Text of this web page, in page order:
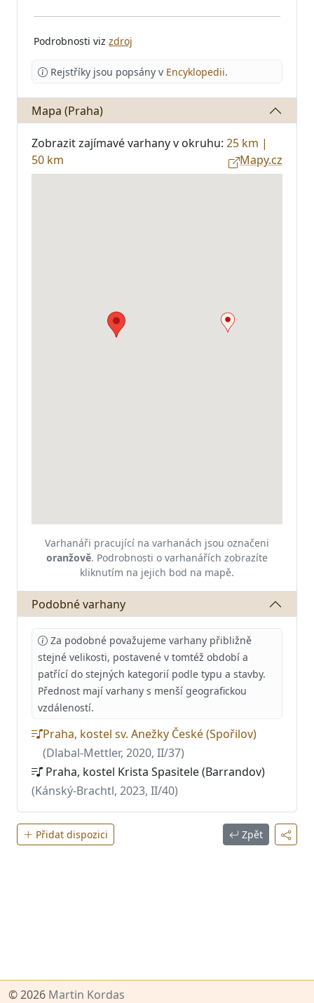
Podrobnosti viz zdroj
Rejstříky jsou popsány v Encyklopedii.
Mapa (Praha)
Zobrazit zajímavé varhany v okruhu: 25 km |
50 km
Mapy.cz
Varhanáři pracující na varhanách jsou označeni
oranžově. Podrobnosti o varhanářích zobrazíte
kliknutím na jejich bod na mapě.
Podobné varhany
Za podobné považujeme varhany přibližně
stejné velikosti, postavené v tomtéž období a
patřící do stejných kategorií podle typu a stavby.
Přednost mají varhany s menší geografickou
vzdáleností.
Praha, kostel sv. Anežky České (Spořilov)
(Dlabal-Mettler, 2020, II/37)
Praha, kostel Krista Spasitele (Barrandov)
(Kánský-Brachtl, 2023, II/40)
Přidat dispozici Zpět
© 2026 Martin Kordas